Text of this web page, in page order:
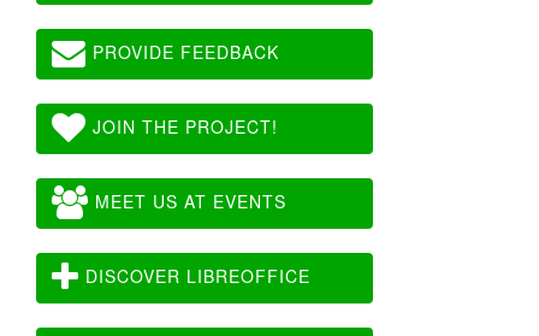
PROVIDE FEEDBACK
JOIN THE PROJECT!
MEET US AT EVENTS
DISCOVER LIBREOFFICE